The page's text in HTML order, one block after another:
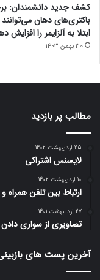
کشف جدید دانشمندان:
باکتری‌های دهان
ابتلا به آلزایمر را افزایش
30 بهمن 1403
مطالب پر بازدید
25 اردیبهشت 1402
لایسنس اشتراکی
10 اردیبهشت 1402
ارتباط بین تلفن
27 اردیبهشت 1401
تصاویری از سواری
آخرین پست های